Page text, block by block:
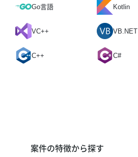
Go言語 Kotlin
VC++ VB.NET
C++ C#
案件の特徴から探す